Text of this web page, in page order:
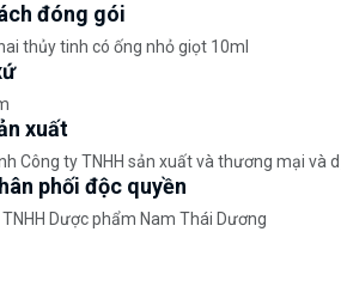
đóng gói
thủy tinh có ống nhỏ giọt 10ml
xuất
Công ty TNHH sản xuất và thương mại và
phối độc quyền
Dược phẩm Nam Thái Dương